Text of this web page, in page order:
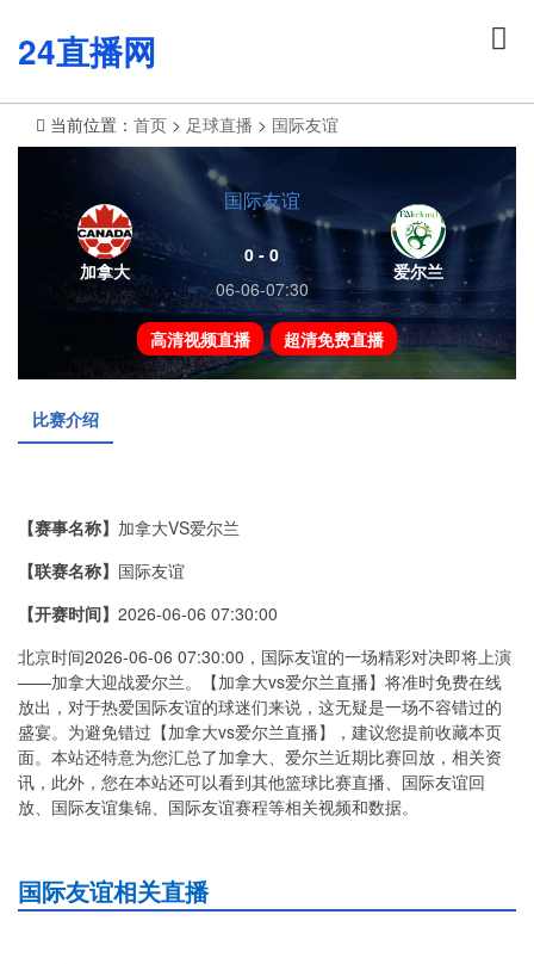
24直播网
当前位置： 首页 > 足球直播 > 国际友谊
加拿大
国际友谊
0 - 0
06-06-07:30
爱尔兰
高清视频直播 超清免费直播
比赛介绍
【赛事名称】 加拿大VS爱尔兰
【联赛名称】 国际友谊
【开赛时间】 2026-06-06 07:30:00
北京时间2026-06-06 07:30:00，国际友谊的一场精彩对决即将上演
——加拿大迎战爱尔兰。【加拿大vs爱尔兰直播】将准时免费在线
放出，对于热爱国际友谊的球迷们来说，这无疑是一场不容错过的
盛宴。为避免错过【加拿大vs爱尔兰直播】，建议您提前收藏本页
面。本站还特意为您汇总了加拿大、爱尔兰近期比赛回放，相关资
讯，此外，您在本站还可以看到其他篮球比赛直播、国际友谊回
放、国际友谊集锦、国际友谊赛程等相关视频和数据。
国际友谊相关直播